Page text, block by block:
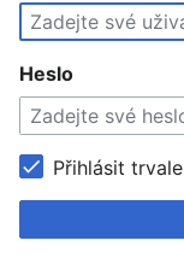
Heslo
Přihlásit trvale